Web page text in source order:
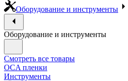
Оборудование и инструменты
Оборудование и инструменты
Смотреть все товары
OCA пленки
Инструменты